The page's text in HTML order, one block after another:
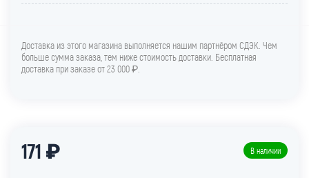
Доставка из этого магазина выполняется нашим партнёром СДЭК. Чем
больше сумма заказа, тем ниже стоимость доставки. Бесплатная
доставка при заказе от 23 000 ₽.
171 ₽ В наличии